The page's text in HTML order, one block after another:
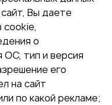
Вы даете
cookie,
о
ОС, тип и версия
его
на сайт
по какой рекламе;